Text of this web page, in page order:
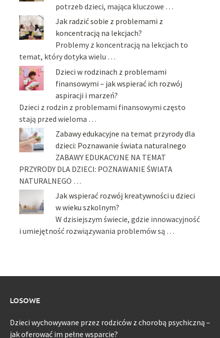
potrzeb dzieci, mająca kluczowe …
Jak radzić sobie z problemami z
koncentracją na lekcjach?
Problemy z koncentracją na lekcjach to
temat, który dotyka wielu …
Dzieci w rodzinach z problemami
finansowymi – jak wspierać ich rozwój
aspiracji i marzeń?
Dzieci z rodzin z problemami finansowymi często
stają przed wieloma …
Zabawy edukacyjne na temat przyrody dla
dzieci: Poznawanie świata naturalnego
ZABAWY EDUKACYJNE NA TEMAT
PRZYRODY DLA DZIECI: POZNAWANIE ŚWIATA
NATURALNEGO …
Jak wspierać rozwój kreatywności u dzieci
w wieku szkolnym?
W dzisiejszym świecie, gdzie innowacyjność
i umiejętność rozwiązywania problemów są …
LOSOWE
Dzieci wychowywane przez rodziców z chorobą psychiczną –
jak oferować im pełne wsparcie?